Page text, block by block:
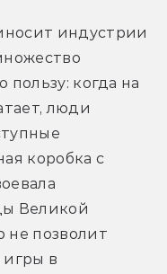
индустрии
когда на
люди
коробка с
Великой
не позволит
игры в